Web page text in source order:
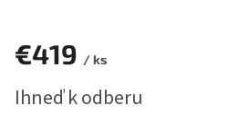
€419 / ks
cena:
Ihneď k odberu